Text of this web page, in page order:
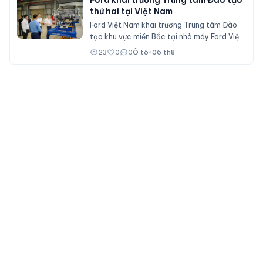
Honda HR-V.
thứ hai tại Việt Nam
Ford Việt Nam khai trương Trung tâm Đào
tạo khu vực miền Bắc tại nhà máy Ford Việt
Nam (Hải Phòng), đóng vai trò đào tạo cho
23 0 0Ô tô•06 th8